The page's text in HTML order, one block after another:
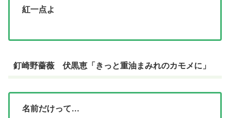
紅一点よ
釘崎野薔薇 伏黒恵「きっと重油まみれのカモメに」
名前だけって…